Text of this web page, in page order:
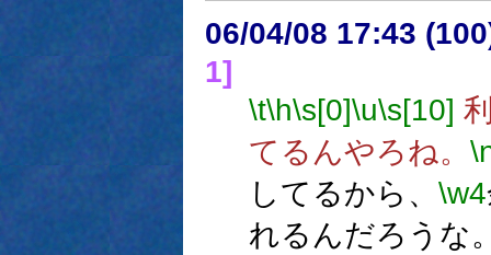
06/04/08 17:43
1]
\t\h\s[0]\u\s[10]
てるんやろね。
してるから、 \w4
れるんだろうな